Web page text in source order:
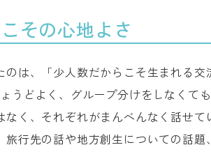
その心地よさ
は、「少人数だからこそ生まれる交
うどよく、グループ分けをしなくて
なく、それぞれがまんべんなく話せ
旅行先の話や地方創生についての話